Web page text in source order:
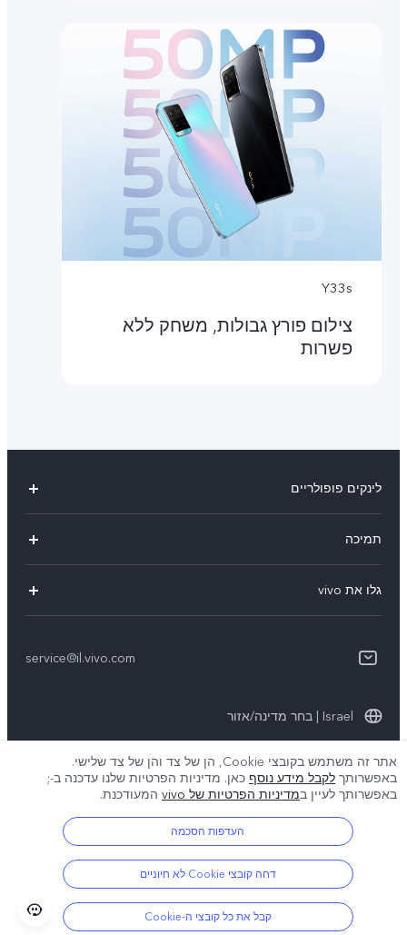
Y33s
צילום פורץ גבולות, משחק ללא
פשרות
לינקים פופולריים
Y36
Y76 5G
Y22s
תמיכה
עדכון מערכת
תקנון שירות
גלו את vivo
אודותינו
תנאי הפרטיות של vivo
service@il.vivo.com
Israel | בחר מדינה/אזור
© 2026 vivo Mobile Communication Co., Ltd. כל הזכויות שמורות.
תמיכת פרטיות
הגדרת קובצי Cookie
אתר זה משתמש בקובצי Cookie, הן של צד והן של צד שלישי.
באפשרותך לקבל מידע נוסף כאן. מדיניות הפרטיות שלנו עדכנה ב-;
באפשרותך לעיין במדיניות הפרטיות של vivo המעודכנת.
העדפות הסכמה
דחה קובצי Cookie לא חיוניים
קבל את כל קובצי ה-Cookie